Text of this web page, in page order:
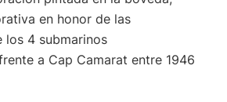
en honor de las
los 4 submarinos
a Cap Camarat entre 1946